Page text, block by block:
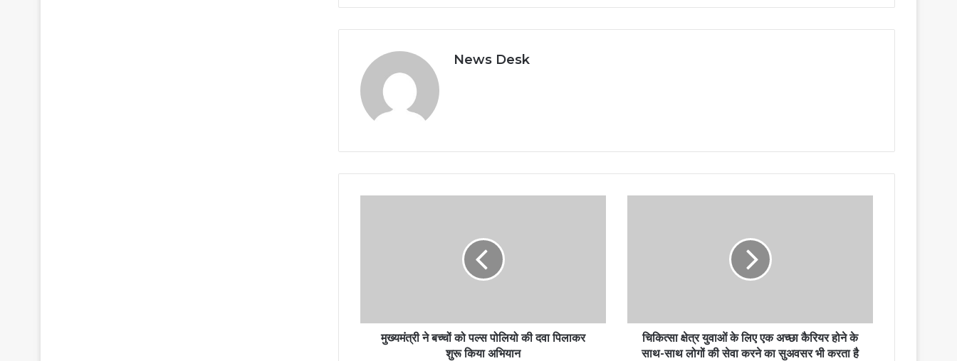
News Desk
मुख्यमंत्री ने बच्चों को पल्स पोलियो की दवा पिलाकर
शुरू किया अभियान
चिकित्सा क्षेत्र युवाओं के लिए एक अच्छा कैरियर होने के
साथ-साथ लोगों की सेवा करने का सुअवसर भी करता है